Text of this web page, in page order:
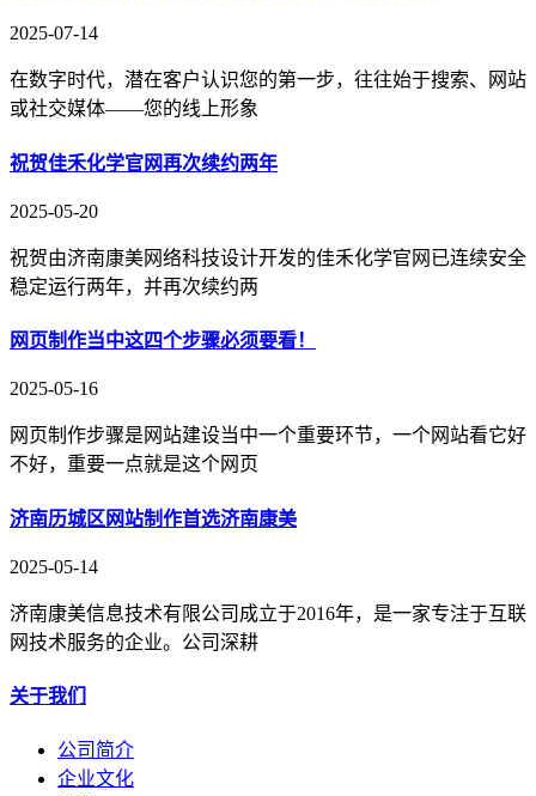
2025-07-14
在数字时代，潜在客户认识您的第一步，往往始于搜索、网站
或社交媒体——您的线上形象
祝贺佳禾化学官网再次续约两年
2025-05-20
祝贺由济南康美网络科技设计开发的佳禾化学官网已连续安全
稳定运行两年，并再次续约两
网页制作当中这四个步骤必须要看！
2025-05-16
网页制作步骤是网站建设当中一个重要环节，一个网站看它好
不好，重要一点就是这个网页
济南历城区网站制作首选济南康美
2025-05-14
济南康美信息技术有限公司成立于2016年，是一家专注于互联
网技术服务的企业。公司深耕
关于我们
公司简介
企业文化